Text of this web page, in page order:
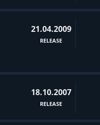
21.04.2009
RELEASE
18.10.2007
RELEASE